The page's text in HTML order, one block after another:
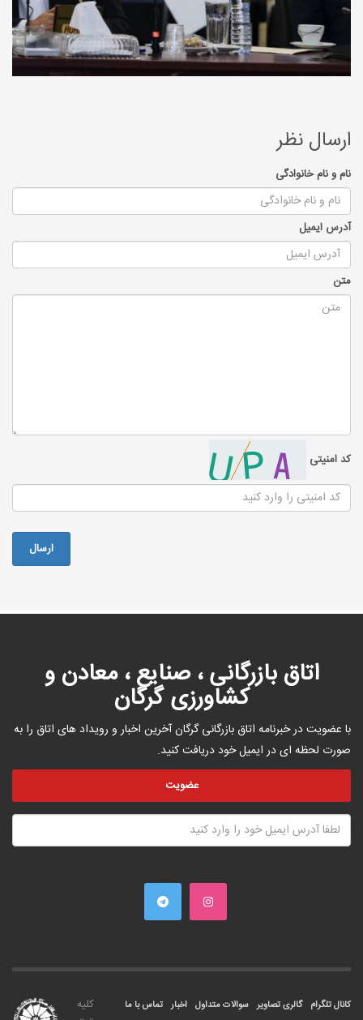
ارسال نظر
نام و نام خانوادگی
آدرس ایمیل
متن
کد امنیتی
اتاق بازرگانی ، صنایع ، معادن و
کشاورزی گرگان
با عضویت در خبرنامه اتاق بازرگانی گرگان آخرین اخبار و رویداد های اتاق را به
صورت لحظه ای در ایمیل خود دریافت کنید.
تماس با ما اخبار سوالات متداول گالری تصاویر کانال تلگرام
کليه